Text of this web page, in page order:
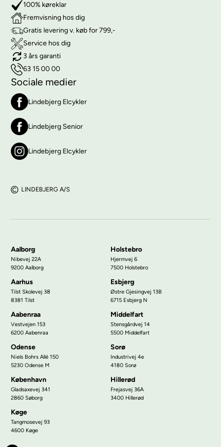
100% køreklar
Fremvisning hos dig
Gratis levering v. køb for 799,-
Service hos dig
3 års garanti
63 15 00 00
Sociale medier
Lindebjerg Elcykler
Lindebjerg Senior
Lindebjerg Elcykler
LINDEBJERG A/S
Aalborg
Nibevej 22A
9200 Aalborg
Holstebro
Hjermvej 6
7500 Holstebro
Aarhus
Tilst Skolevej 38
8381 Tilst
Esbjerg
Østre Gjesingvej 13B
6715 Esbjerg N
Aabenraa
Vestvejen 153
6200 Aabenraa
Middelfart
Stensgårdvej 14
5500 Middelfart
Odense
Niels Bohrs Allé 150
5230 Odense M
Sorø
Industrivej 4e
4180 Sorø
København
Gladsaxevej 341
2860 Søborg
Hillerød
Frejasvej 36A
3400 Hillerød
Køge
Tangmosevej 93
4600 Køge